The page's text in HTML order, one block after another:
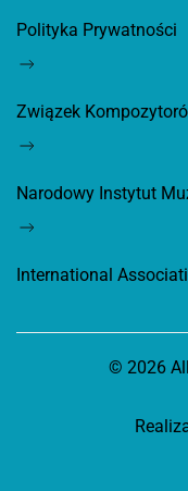
Polityka Prywatności
Związek
Narodowy Instytut
International
© 2026